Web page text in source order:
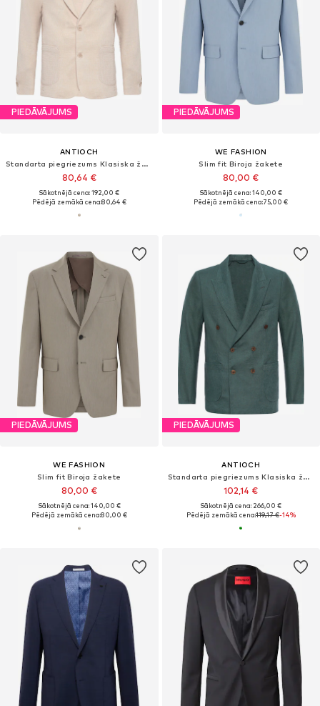
PIEDĀVĀJUMS
ANTIOCH
Standarta piegriezums Klasiska žakete
80,64 €
Sākotnējā cena: 192,00 €
Pēdējā zemākā cena:80,64 €
PIEDĀVĀJUMS
WE FASHION
Slim fit Biroja žakete
80,00 €
Sākotnējā cena: 140,00 €
Pēdējā zemākā cena:75,00 €
PIEDĀVĀJUMS
WE FASHION
Slim fit Biroja žakete
80,00 €
Sākotnējā cena: 140,00 €
Pēdējā zemākā cena:80,00 €
PIEDĀVĀJUMS
ANTIOCH
Standarta piegriezums Klasiska žakete
102,14 €
Sākotnējā cena: 266,00 €
Pēdējā zemākā cena:119,17 €-14%